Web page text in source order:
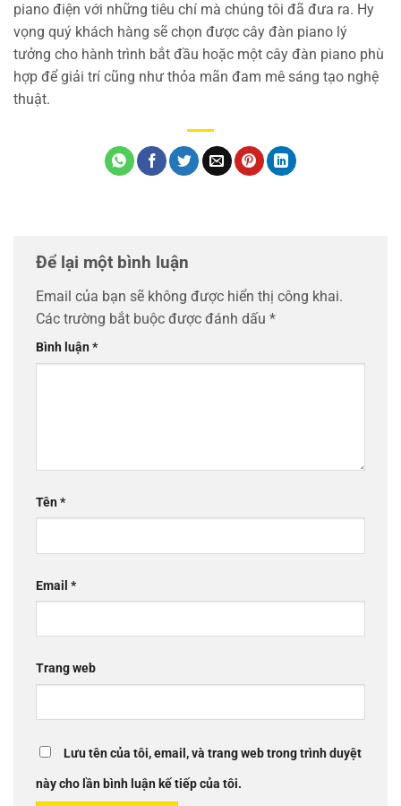
piano điện với những tiêu chí mà chúng tôi đã đưa ra. Hy
vọng quý khách hàng sẽ chọn được cây đàn piano lý
tưởng cho hành trình bắt đầu hoặc một cây đàn piano phù
hợp để giải trí cũng như thỏa mãn đam mê sáng tạo nghệ
thuật.
Để lại một bình luận
Email của bạn sẽ không được hiển thị công khai.
Các trường bắt buộc được đánh dấu *
Bình luận*
Tên*
Email *
Trang web
Lưu tên của tôi, email, và trang web trong trình duyệt
này cho lần bình luận kế tiếp của tôi.